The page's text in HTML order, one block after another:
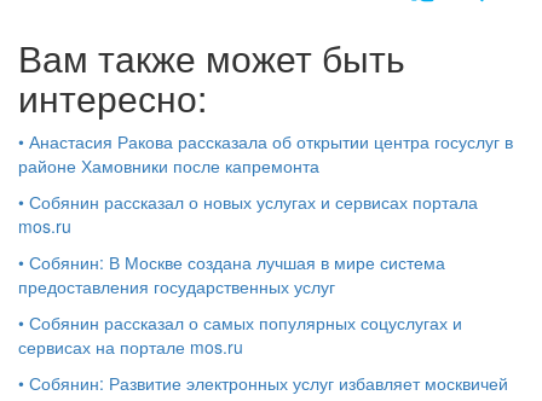
Вам также может быть
интересно:
• Анастасия Ракова рассказала об открытии центра госуслуг в
районе Хамовники после капремонта
• Собянин рассказал о новых услугах и сервисах портала
mos.ru
• Собянин: В Москве создана лучшая в мире система
предоставления государственных услуг
• Собянин рассказал о самых популярных соцуслугах и
сервисах на портале mos.ru
• Собянин: Развитие электронных услуг избавляет москвичей